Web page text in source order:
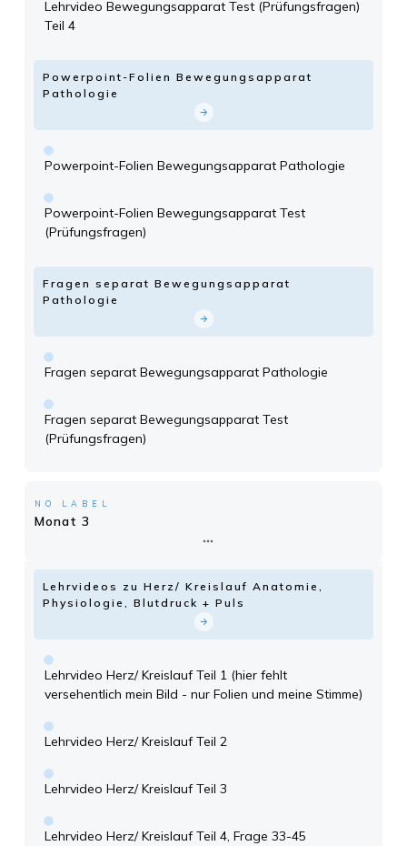
Lehrvideo Bewegungsapparat Test (Prüfungsfragen)
Teil 4
Powerpoint-Folien Bewegungsapparat
Pathologie
Powerpoint-Folien Bewegungsapparat Pathologie
Powerpoint-Folien Bewegungsapparat Test
(Prüfungsfragen)
Fragen separat Bewegungsapparat
Pathologie
Fragen separat Bewegungsapparat Pathologie
Fragen separat Bewegungsapparat Test
(Prüfungsfragen)
NO LABEL
Monat 3
Lehrvideos zu Herz/ Kreislauf Anatomie,
Physiologie, Blutdruck + Puls
Lehrvideo Herz/ Kreislauf Teil 1 (hier fehlt
versehentlich mein Bild - nur Folien und meine Stimme)
Lehrvideo Herz/ Kreislauf Teil 2
Lehrvideo Herz/ Kreislauf Teil 3
Lehrvideo Herz/ Kreislauf Teil 4, Frage 33-45